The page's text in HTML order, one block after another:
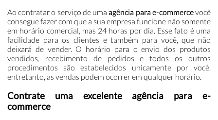
Ao contratar o serviço de umaagência para e-commercevocê
consegue fazer com que a sua empresa funcione não somente
em horário comercial, mas 24 horas por dia. Esse fato é uma
facilidade para os clientes e também para você, que não
deixará de vender. O horário para o envio dos produtos
vendidos, recebimento de pedidos e todos os outros
procedimentos são estabelecidos unicamente por você,
entretanto, as vendas podem ocorrer em qualquer horário.
Contrate uma excelente agência para e-
commerce